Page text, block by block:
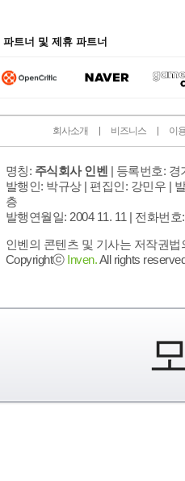
트너 및 제휴 파트너
회사소개 비즈니스 이
명칭: 주식회사 인벤 | 등록번호: 경
발행인: 박규상 | 편집인: 강민우 |
층
발행연월일: 2004 11. 11 | 전화번호
인벤의 콘텐츠 및 기사는 저작권
Copyrightⓒ Inven.All rights